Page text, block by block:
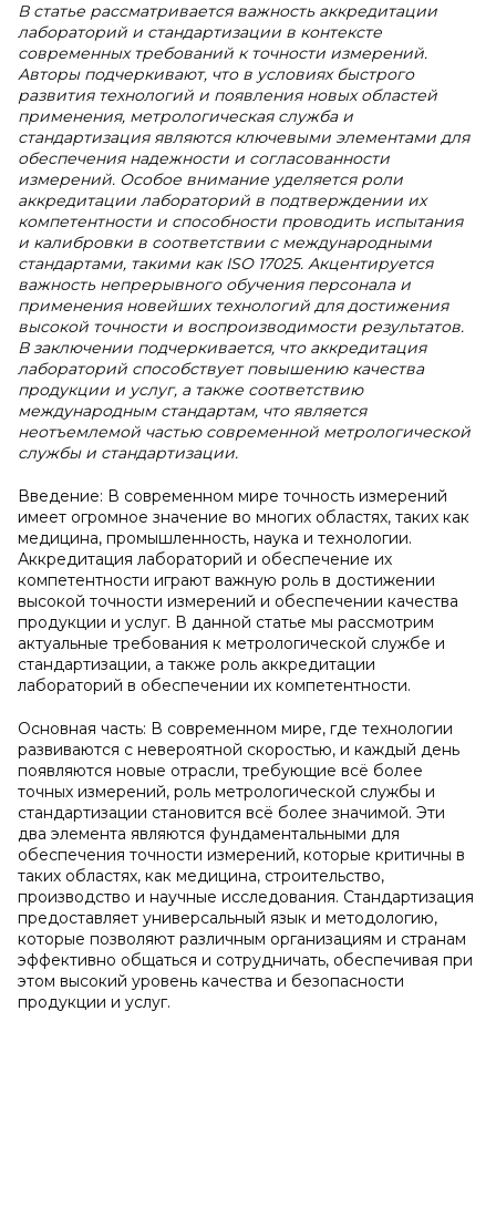
В статье рассматривается важность аккредитации
лабораторий и стандартизации в контексте
современных требований к точности измерений.
Авторы подчеркивают, что в условиях быстрого
развития технологий и появления новых областей
применения, метрологическая служба и
стандартизация являются ключевыми элементами для
обеспечения надежности и согласованности
измерений. Особое внимание уделяется роли
аккредитации лабораторий в подтверждении их
компетентности и способности проводить испытания
и калибровки в соответствии с международными
стандартами, такими как ISO 17025. Акцентируется
важность непрерывного обучения персонала и
применения новейших технологий для достижения
высокой точности и воспроизводимости результатов.
В заключении подчеркивается, что аккредитация
лабораторий способствует повышению качества
продукции и услуг, а также соответствию
международным стандартам, что является
неотъемлемой частью современной метрологической
службы и стандартизации.
Введение: В современном мире точность измерений
имеет огромное значение во многих областях, таких как
медицина, промышленность, наука и технологии.
Аккредитация лабораторий и обеспечение их
компетентности играют важную роль в достижении
высокой точности измерений и обеспечении качества
продукции и услуг. В данной статье мы рассмотрим
актуальные требования к метрологической службе и
стандартизации, а также роль аккредитации
лабораторий в обеспечении их компетентности.
Основная часть: В современном мире, где технологии
развиваются с невероятной скоростью, и каждый день
появляются новые отрасли, требующие всё более
точных измерений, роль метрологической службы и
стандартизации становится всё более значимой. Эти
два элемента являются фундаментальными для
обеспечения точности измерений, которые критичны в
таких областях, как медицина, строительство,
производство и научные исследования. Стандартизация
предоставляет универсальный язык и методологию,
которые позволяют различным организациям и странам
эффективно общаться и сотрудничать, обеспечивая при
этом высокий уровень качества и безопасности
продукции и услуг.